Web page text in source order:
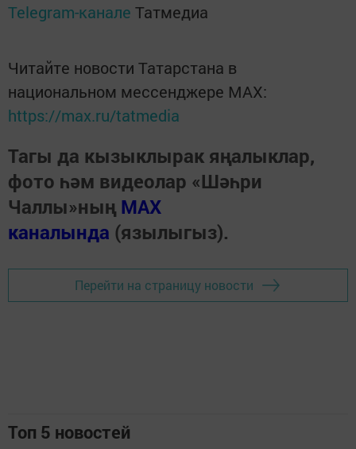
Telegram-канале Татмедиа
Читайте новости Татарстана в
национальном мессенджере MАХ:
https://max.ru/tatmedia
Тагы да кызыклырак яңалыклар,
фото һәм видеолар «Шәһри
Чаллы»ның MAX
каналында (язылыгыз).
Перейти на страницу новости
Топ 5 новостей